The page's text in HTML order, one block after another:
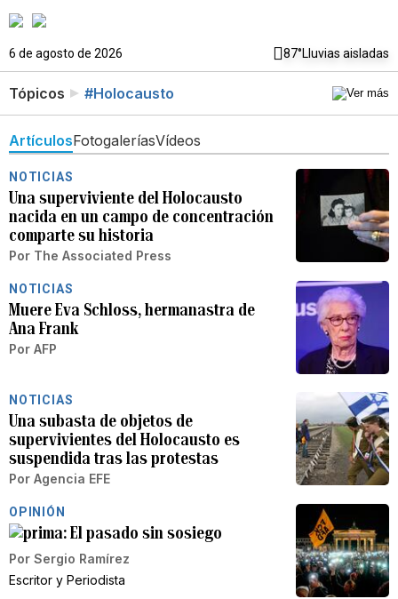
6 de agosto de 2026 87°Lluvias aisladas
Tópicos #Holocausto
ArtículosFotogaleríasVídeos
NOTICIAS
Una superviviente del Holocausto
nacida en un campo de concentración
comparte su historia
Por The Associated Press
NOTICIAS
Muere Eva Schloss, hermanastra de
Ana Frank
Por AFP
NOTICIAS
Una subasta de objetos de
supervivientes del Holocausto es
suspendida tras las protestas
Por Agencia EFE
OPINIÓN
El pasado sin sosiego
Por Sergio Ramírez
Escritor y Periodista